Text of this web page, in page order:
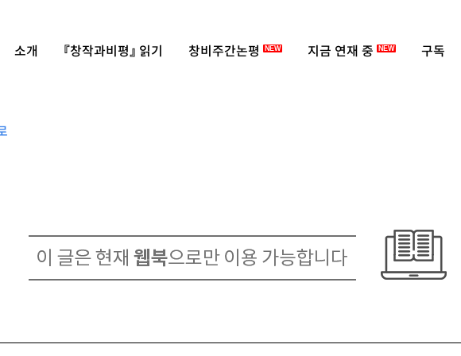
소개 『창작과비평』 읽기 창비주간논평 NEW 지금 연재 중 NEW 구독